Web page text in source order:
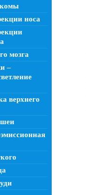
носа
мозга
–
верхнего